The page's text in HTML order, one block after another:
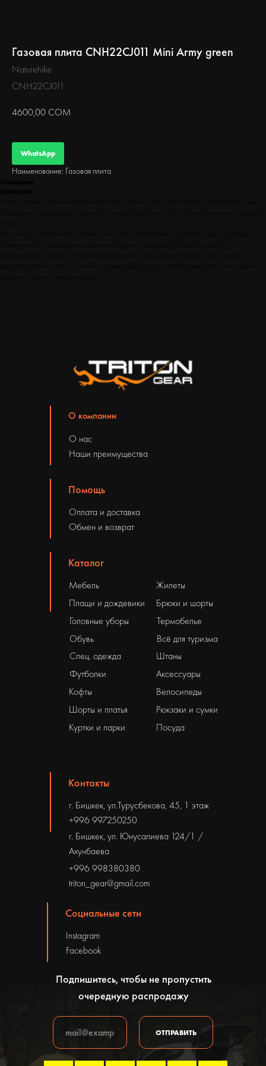
Газовая плита CNH22CJ011 Mini Army green
Naturehike
CNH22CJ011
4600,00 СОМ
WhatsApp
Наименование: Газовая плита
Подпишитесь, чтобы не пропустить
очередную распродажу
ОТПРАВИТЬ
О компании
О нас
Наши преимущества
Помощь
Оплата и доставка
Обмен и возврат
Контакты
г. Бишкек, ул.Турусбекова, 45, 1 этаж
г. Бишкек, ул. Юнусалиева 124/1 /
Ахунбаева
+996 998380380
triton_gear@gmail.com
+996 997250250
Жилеты
Каталог
Плащи и дождевики
Головные уборы
Обувь
Штаны
Рюкзаки и сумки
Мебель
Брюки и шорты
Термобелье
Всё для туризма
Велосипеды
Аксессуары
Спец. одежда
Футболки
Куртки и парки
Кофты
Шорты и платья
Посуда
Социальные сети
Instagram
Facebook